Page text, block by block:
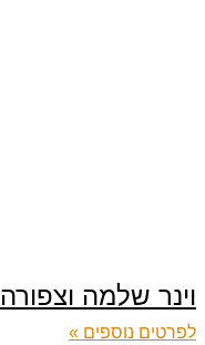
וינר שלמה וצפורה
לפרטים נוספים »